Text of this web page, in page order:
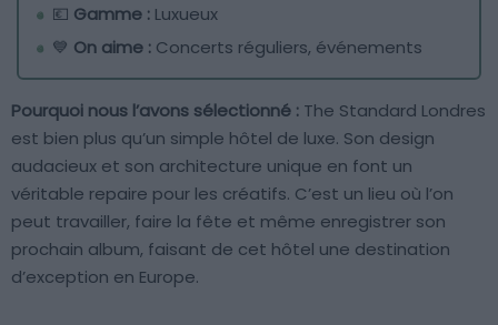
💶 Gamme : Luxueux
💙 On aime : Concerts réguliers, événements
Pourquoi nous l’avons sélectionné : The Standard Londres
est bien plus qu’un simple hôtel de luxe. Son design
audacieux et son architecture unique en font un
véritable repaire pour les créatifs. C’est un lieu où l’on
peut travailler, faire la fête et même enregistrer son
prochain album, faisant de cet hôtel une destination
d’exception en Europe.